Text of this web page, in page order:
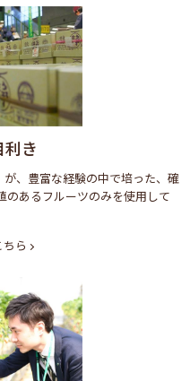
き
、豊富な経験の中で培った、確
のあるフルーツのみを使用して
ら